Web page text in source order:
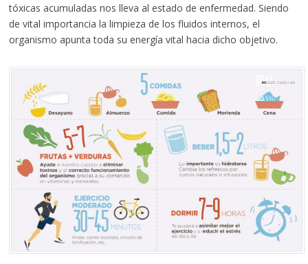
tóxicas acumuladas nos lleva al estado de enfermedad. Siendo
de vital importancia la limpieza de los fluidos internos, el
organismo apunta toda su energía vital hacia dicho objetivo.